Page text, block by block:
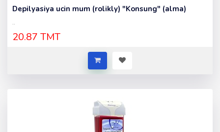
Depilyasiya ucin mum (rolikly) "Konsung" (alma)
..
20.87 TMT